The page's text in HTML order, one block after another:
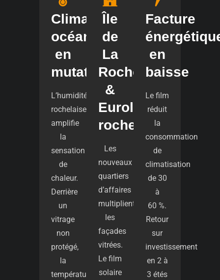
Climat
océanique
en
mutation
L’humidité
rochelaise
amplifie
la
sensation
de
chaleur.
Derrière
un
vitrage
non
protégé,
la
température
Île
de
La
Rochelle
&
Eurola-
rochelle
Les
nouveaux
quartiers
d’affaires
multiplient
les
façades
vitrées.
Le film
solaire
Facture
en
baisse
Le film
réduit
la
consommation
de
climatisation
de 30
à
60 %.
Retour
sur
investissement
en 2 à
3 étés